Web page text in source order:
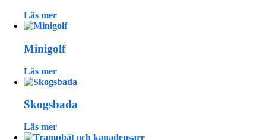
Läs mer
Minigolf
Läs mer
Skogsbada
Läs mer